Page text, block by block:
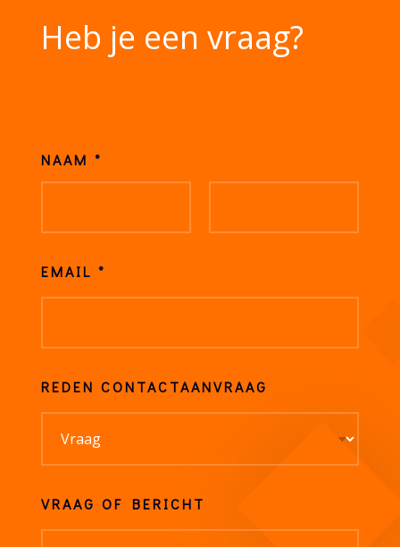
Heb je een vraag?
NAAM *
EMAIL *
REDEN CONTACTAANVRAAG
VRAAG OF BERICHT